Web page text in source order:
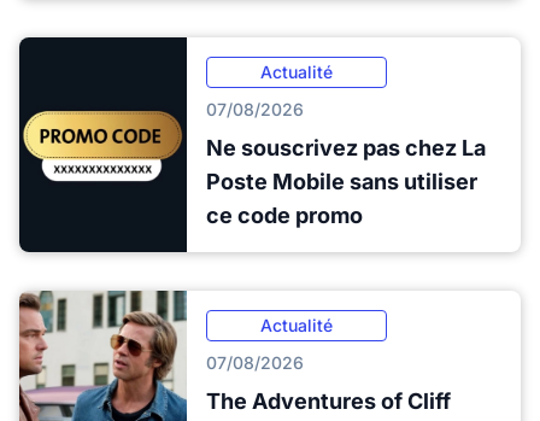
Actualité
07/08/2026
Ne souscrivez pas chez La
Poste Mobile sans utiliser
ce code promo
Actualité
07/08/2026
The Adventures of Cliff